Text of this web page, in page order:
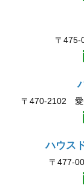
〒
〒470-2102 愛
ハウス
〒477-